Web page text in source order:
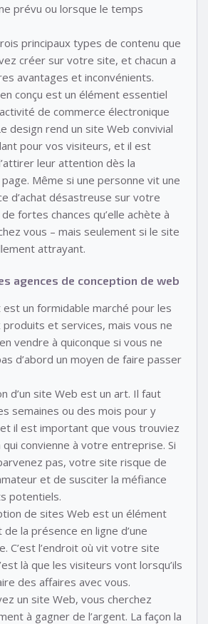
prévu ou lorsque le temps
principaux types de contenu que
créer sur votre site, et chacun a
avantages et inconvénients.
conçu est un élément essentiel
de commerce électronique
design rend un site Web convivial
pour vos visiteurs, et il est
leur attention dès la
Même si une personne vit une
d’achat désastreuse sur votre
fortes chances qu’elle achète à
vous – mais seulement si le site
attrayant.
agences de conception de web
est un formidable marché pour les
produits et services, mais vous ne
vendre à quiconque si vous ne
d’abord un moyen de faire passer
d’un site Web est un art. Il faut
semaines ou des mois pour y
il est important que vous trouviez
qui convienne à votre entreprise. Si
pas, votre site risque de
et de susciter la méfiance
potentiels.
de sites Web est un élément
la présence en ligne d’une
C’est l’endroit où vit votre site
là que les visiteurs vont lorsqu’ils
des affaires avec vous.
un site Web, vous cherchez
à gagner de l’argent. La façon la